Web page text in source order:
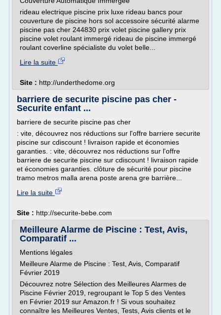
rideau electrique piscine prix luxe rideau bancs pour
couverture de piscine hors sol accessoire sécurité alarme
piscine pas cher 244830 prix volet piscine gallery prix
piscine volet roulant immergé rideau de piscine immergé
roulant coverline spécialiste du volet belle...
Lire la suite
Site : http://underthedome.org
barriere de securite piscine pas cher -
Securite enfant ...
barriere de securite piscine pas cher
: vite, découvrez nos réductions sur l'offre barriere securite
piscine sur cdiscount ! livraison rapide et économies
garanties. : vite, découvrez nos réductions sur l'offre
barriere de securite piscine sur cdiscount ! livraison rapide
et économies garanties. clôture de sécurité pour piscine
tramo metros malla arena poste arena gre barrière...
Lire la suite
Site : http://securite-bebe.com
Meilleure Alarme de Piscine : Test, Avis,
Comparatif ...
Mentions légales
Meilleure Alarme de Piscine : Test, Avis, Comparatif
Février 2019
Découvrez notre Sélection des Meilleures Alarmes de
Piscine Février 2019, regroupant le Top 5 des Ventes
en Février 2019 sur Amazon.fr ! Si vous souhaitez
connaître les Meilleures Ventes, Tests, Avis clients et le